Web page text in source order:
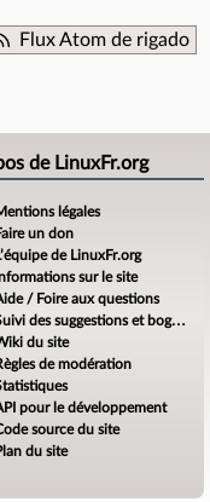
Flux Atom de rigado
de LinuxFr.org
légales
un don
de LinuxFr.org
sur le site
/ Foire aux questions
des suggestions et bogues
du site
de modération
pour le développement
source du site
du site